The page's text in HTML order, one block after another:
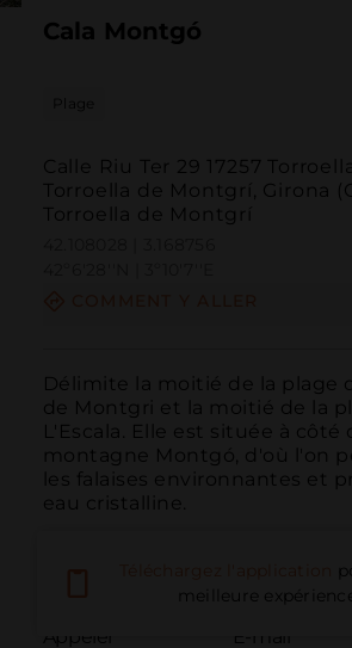
Cala Montgó
Plage
Calle Riu Ter 29 17257
Torroella de Montgrí, Girona
Torroella de Montgrí
Délimite la moitié de la plage
de Montgri et la moitié de la
L'Escala. Elle est située à côté
montagne Montgó, d'où l'on
les falaises environnantes et
eau cristalline.
Appeler E-mail
meilleure